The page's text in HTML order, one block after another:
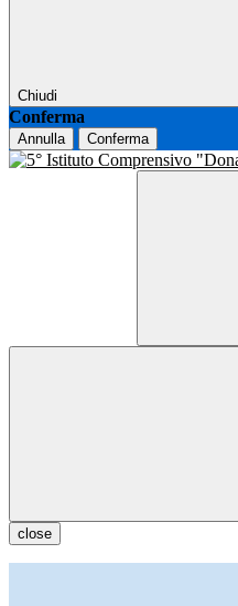
Chiudi
Conferma
Annulla Conferma
close